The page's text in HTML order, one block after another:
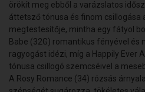
örökít meg ebből a varázslatos
áttetsző tónusa és finom csillogása
megtestesítője, mintha egy fátyol
Babe (32G) romantikus fényével és
ragyogást idézi, míg a Happily Ever
tónusa csillogó szemcséivel a
A Rosy Romance (34) rózsás